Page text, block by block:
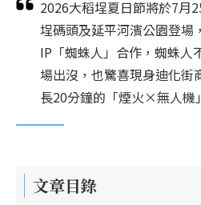
2026大稻埕夏日節將於7月
埕碼頭及延平河濱公園登場
IP「蜘蛛人」合作，蜘蛛人
場出沒，也驚喜現身迪化街
長20分鐘的「煙火×無人機
文章目錄